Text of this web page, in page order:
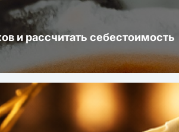
и рассчитать себестоимость